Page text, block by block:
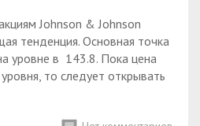
Johnson & Johnson
тенденция. Основная точка
уровне в 143.8. Пока цена
то следует открывать